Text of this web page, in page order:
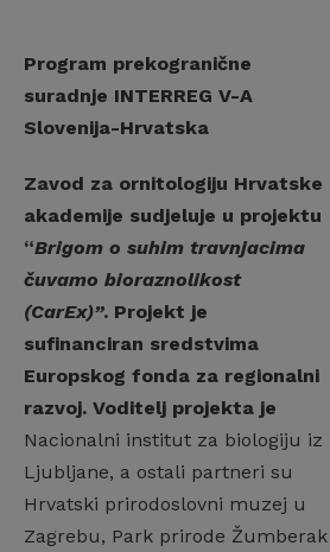
Program prekogranične
suradnje INTERREG V-A
Slovenija-Hrvatska
Zavod za ornitologiju Hrvatske
akademije sudjeluje u projektu
“Brigom o suhim travnjacima
čuvamo bioraznolikost
(CarEx)”. Projekt je
sufinanciran sredstvima
Europskog fonda za regionalni
razvoj. Voditelj projekta je
Nacionalni institut za biologiju iz
Ljubljane, a ostali partneri su
Hrvatski prirodoslovni muzej u
Zagrebu, Park prirode Žumberak